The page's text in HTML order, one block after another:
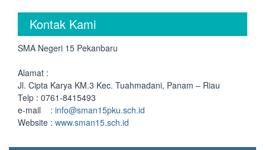
Kontak Kami
SMA Negeri 15 Pekanbaru
Alamat :
Jl. Cipta Karya KM.3 Kec. Tuahmadani, Panam – Riau
Telp : 0761-8415493
e-mail : info@sman15pku.sch.id
Website : www.sman15.sch.id